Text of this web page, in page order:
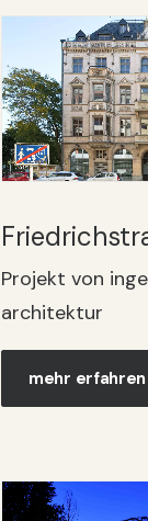
Projekt von
architektur
mehr erfahren